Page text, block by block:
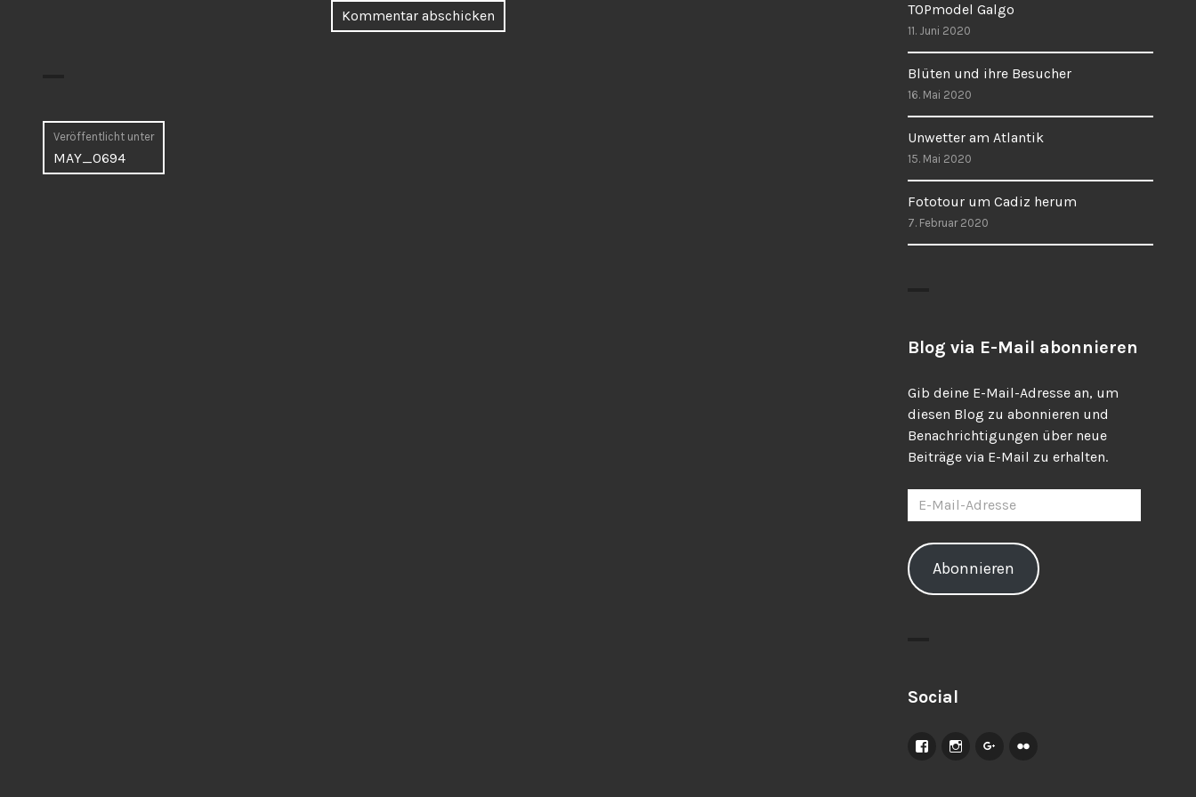
Beitragsnavigation
Veröffentlicht unter
MAY_0694
TOPmodel Galgo
11. Juni 2020
Blüten und ihre Besucher
16. Mai 2020
Unwetter am Atlantik
15. Mai 2020
Fototour um Cadiz herum
7. Februar 2020
Blog via E-Mail abonnieren
Gib deine E-Mail-Adresse an, um
diesen Blog zu abonnieren und
Benachrichtigungen über neue
Beiträge via E-Mail zu erhalten.
Mail-
Adresse
Abonnieren
Social
FacebookInstagramGoogle+